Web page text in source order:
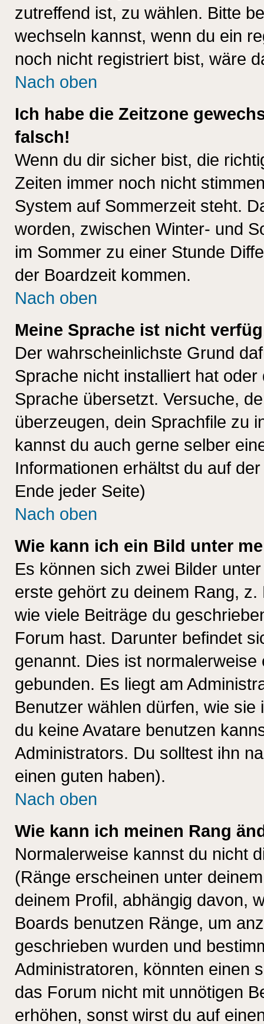
zutreffend ist, zu wählen. Bitte
wechseln kannst, wenn du ein
noch nicht registriert bist, wäre
Nach oben
Ich habe die Zeitzone
falsch!
Wenn du dir sicher bist, die
Zeiten immer noch nicht
System auf Sommerzeit steht.
worden, zwischen Winter- und
im Sommer zu einer Stunde
der Boardzeit kommen.
Nach oben
Meine Sprache ist nicht
Der wahrscheinlichste Grund
Sprache nicht installiert hat
Sprache übersetzt. Versuche,
überzeugen, dein Sprachfile zu
kannst du auch gerne selber
Informationen erhältst du auf
Ende jeder Seite)
Nach oben
Wie kann ich ein Bild unter
Es können sich zwei Bilder
erste gehört zu deinem Rang,
wie viele Beiträge du
Forum hast. Darunter befindet
genannt. Dies ist
gebunden. Es liegt am
Benutzer wählen dürfen, wie
du keine Avatare benutzen
Administrators. Du solltest ihn
einen guten haben).
Nach oben
Wie kann ich meinen Rang
Normalerweise kannst du nicht
(Ränge erscheinen unter
deinem Profil, abhängig davon,
Boards benutzen Ränge, um
geschrieben wurden und
Administratoren, könnten einen
das Forum nicht mit unnötigen
erhöhen, sonst wirst du auf